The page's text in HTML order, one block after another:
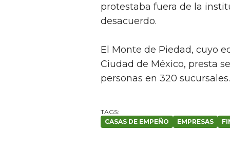
protestaba fuera de la
desacuerdo.
El Monte de Piedad, cuyo
Ciudad de México, presta
personas en 320 sucursales.
CASAS DE EMPEÑO EMPRESAS